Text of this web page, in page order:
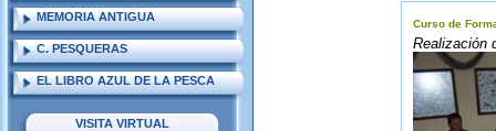
MEMORIA ANTIGUA
C. PESQUERAS
EL LIBRO AZUL DE LA PESCA
VISITA VIRTUAL
Curso de
Realización